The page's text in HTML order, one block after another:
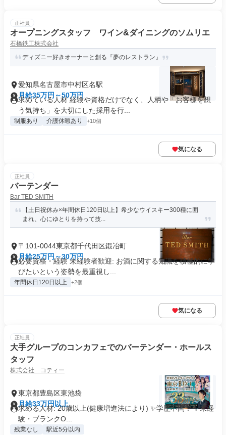
正社員
オープニングスタッフ ワイン&ダイニングのソムリエ
石橋鉄工株式会社
ディズニー好きオーナーと創る『夢のレストラン』
愛知県名古屋市中村区名駅
月給35万円～50万円
求めている人材 経験や資格だけでなく、人柄や「お客様を想
う気持ち」を大切にした採用を行...
制服あり 介護休暇あり +10個
気になる
正社員
バーテンダー
Bar TED SMITH
【土日祝休み×年間休日120日以上】希少なウイスキー300種に囲
まれ、心にゆとりを持って技...
〒101-0044東京都千代田区鍛冶町
月給25万円～30万円
必要資格・経験 未経験者歓迎: お酒に関する知識を積極的に学
びたいという姿勢を最重視し...
年間休日120日以上 +2個
気になる
正社員
大手グループのコンカフェでのバーテンダー・ホールス
タッフ
株式会社 コティー
東京都豊島区東池袋
月給33万円以上
求める人材: 20歳以上(健康増進法により) ✨学歴不問！ ✨未経
験・ブランクO...
残業なし 駅近5分以内